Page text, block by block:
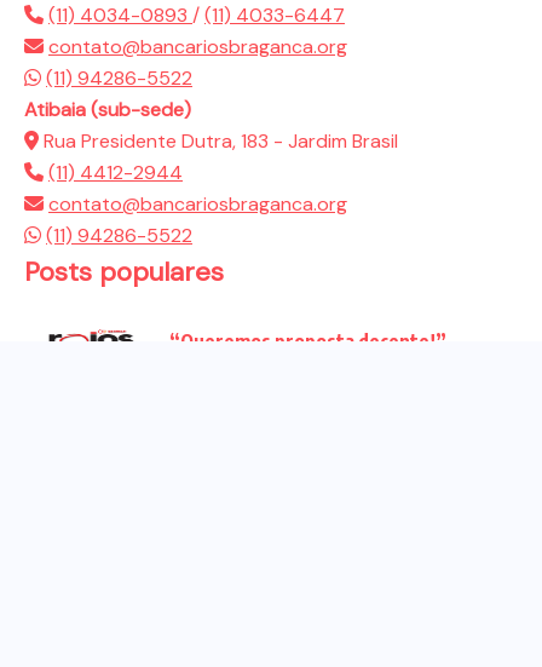
(11) 4034-0893 /(11) 4033-6447
contato@bancariosbraganca.org
(11) 94286-5522
Atibaia (sub-sede)
Rua Presidente Dutra, 183 - Jardim Brasil
(11) 4412-2944
contato@bancariosbraganca.org
(11) 94286-5522
Posts populares
“Queremos proposta decente!”